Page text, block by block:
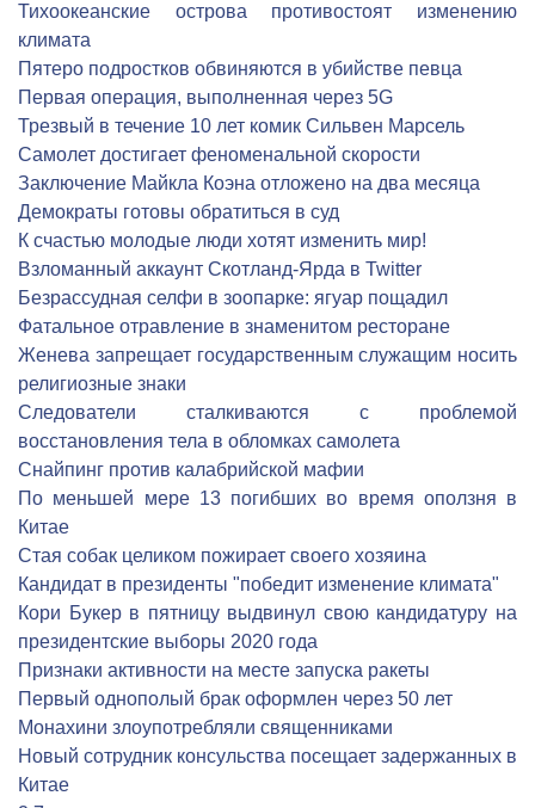
Тихоокеанские острова противостоят изменению
климата
Пятеро подростков обвиняются в убийстве певца
Первая операция, выполненная через 5G
Трезвый в течение 10 лет комик Сильвен Марсель
Cамолет достигает феноменальной скорости
Заключение Майкла Коэна отложено на два месяца
Демократы готовы обратиться в суд
К счастью молодые люди хотят изменить мир!
Взломанный аккаунт Скотланд-Ярда в Twitter
Безрассудная селфи в зоопарке: ягуар пощадил
Фатальное отравление в знаменитом ресторане
Женева запрещает государственным служащим носить
религиозные знаки
Следователи сталкиваются с проблемой
восстановления тела в обломках самолета
Снайпинг против калабрийской мафии
По меньшей мере 13 погибших во время оползня в
Китае
Стая собак целиком пожирает своего хозяина
Кандидат в президенты "победит изменение климата"
Кори Букер в пятницу выдвинул свою кандидатуру на
президентские выборы 2020 года
Признаки активности на месте запуска ракеты
Первый однополый брак оформлен через 50 лет
Монахини злоупотребляли священниками
Новый сотрудник консульства посещает задержанных в
Китае